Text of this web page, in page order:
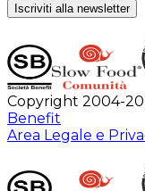
Iscriviti alla newsletter
Copyright 2004-
Benefit
Area Legale e